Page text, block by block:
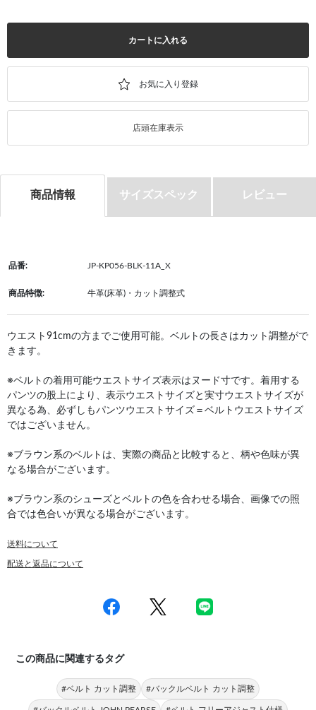
カートに入れる
店頭在庫表示
商品情報 サイズスペック レビュー
品番: JP-KP056-BLK-11A_X
商品特徴: 牛革(床革)・カット調整式
ウエスト91cmの方までご使用可能。ベルトの長さはカット調整がで
きます。
※ベルトの着用可能ウエストサイズ表示はヌード寸です。着用する
パンツの股上により、表示ウエストサイズと実寸ウエストサイズが
異なる為、必ずしもパンツウエストサイズ＝ベルトウエストサイズ
ではございません。
※ブラウン系のベルトは、実際の商品と比較すると、柄や色味が異
なる場合がございます。
※ブラウン系のシューズとベルトの色を合わせる場合、画像での照
合では色合いが異なる場合がございます。
送料について
配送と返品について
この商品に関連するタグ
#ベルト カット調整 #バックルベルト カット調整